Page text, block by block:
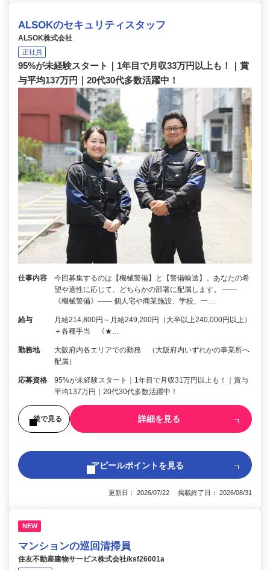
ALSOKのセキュリティスタッフ
ALSOK株式会社
正社員
95%が未経験スタート｜1年目で月収33万円以上も！｜賞
与平均137万円｜20代30代多数活躍中！
仕事内容
今回募集するのは【機械警備】と【警備輸送】。あなたの希
望や適性に応じて、どちらかの部署に配属します。 ――
《機械警備》―― 個人宅や商業施設、学校、一…
給与
月給214,800円～月給249,200円（大卒以上240,000円以上）
＋各種手当 《★…
勤務地
大阪府内各エリアでの勤務 （大阪府内いずれかの事業所へ
配属）
応募資格
95%が未経験スタート｜1年目で月収31万円以上も！｜賞与
平均137万円｜20代30代多数活躍中！
後で見る 詳細を見る
アピールポイントを見る
更新日： 2026/07/22 掲載終了日： 2026/08/31
NEW
マンションの巡回清掃員
住友不動産建物サービス株式会社/ksf26001a